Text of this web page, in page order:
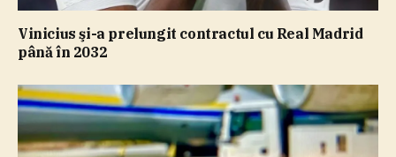
Vinicius şi-a prelungit contractul cu Real Madrid
până în 2032